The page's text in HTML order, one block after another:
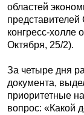
областей
конгресс-холле
Октября, 25/2).
За четыре дня
документа,
приоритетные
вопрос: «Какой